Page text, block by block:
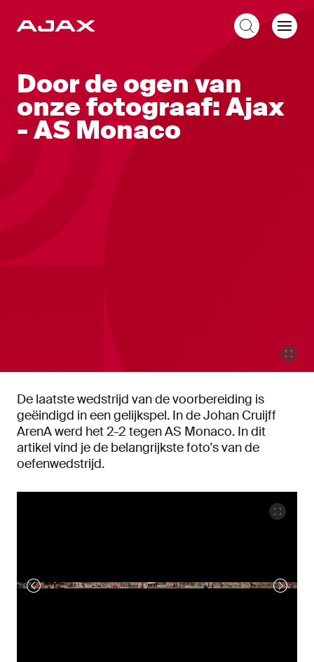
Door de ogen van
onze fotograaf: Ajax
- AS Monaco
De laatste wedstrijd van de voorbereiding is
geëindigd in een gelijkspel. In de Johan Cruijff
ArenA werd het 2-2 tegen AS Monaco. In dit
artikel vind je de belangrijkste foto's van de
oefenwedstrijd.